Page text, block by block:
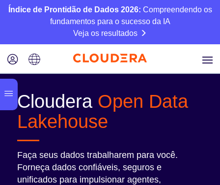
Índice de Prontidão de Dados 2026: Compreendendo os
fundamentos para o sucesso da IA
Veja os resultados
Cloudera Open Data
Lakehouse
Faça seus dados trabalharem para você.
Forneça dados confiáveis, seguros e
unificados para impulsionar agentes,